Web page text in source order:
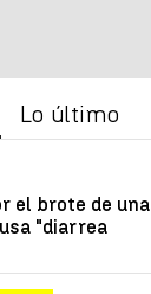
Lo último
el brote de una
"diarrea